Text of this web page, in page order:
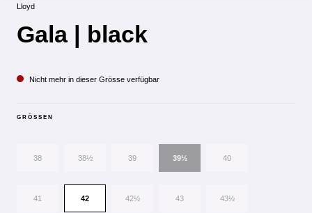
Lloyd
Gala | black
Nicht mehr in dieser Grösse verfügbar
GRÖSSEN
38 38½ 39 39½ 40
41 42 42½ 43 43½